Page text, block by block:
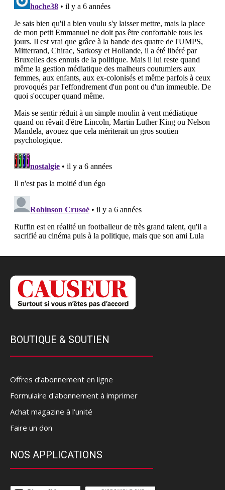
BOUTIQUE & SOUTIEN
Offres d’abonnement en ligne
Formulaire d'abonnement à imprimer
Achat magazine à l'unité
Faire un don
NOS APPLICATIONS